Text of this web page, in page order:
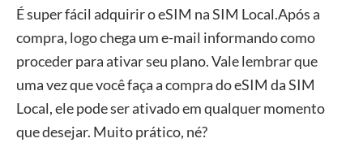
É super fácil adquirir o eSIM na SIM Local.Após a
compra, logo chega um e-mail informando como
proceder para ativar seu plano. Vale lembrar que
uma vez que você faça a compra do eSIM da SIM
Local, ele pode ser ativado em qualquer momento
que desejar. Muito prático, né?